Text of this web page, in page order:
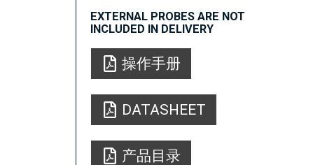
EXTERNAL PROBES ARE NOT
INCLUDED IN DELIVERY
操作手册
DATASHEET
产品目录